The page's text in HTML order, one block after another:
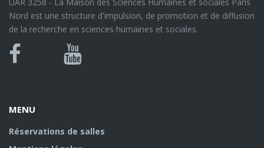
UAR 3258 - La Maison des Sciences Humaines et sociales Paris
Nord est une structure d'impulsion, de promotion et de diffusion
de la recherche en sciences humaines et sociales.
Bluesky
Canal
MENU
Réservations de salles